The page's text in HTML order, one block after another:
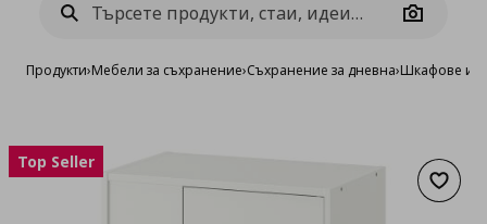
Camera
Продукти›Мебели за съхранение›Съхранение за дневна›Шкафове и
Top Seller